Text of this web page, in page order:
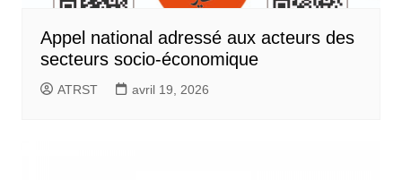
Appel national adressé aux acteurs des
secteurs socio-économique
ATRST avril 19, 2026